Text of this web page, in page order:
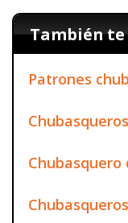
También
Patrones
Chubasquero